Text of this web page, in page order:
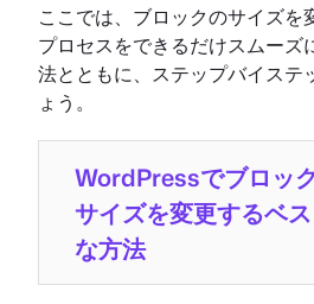
ここでは、ブロックのサイズを
プロセスをできるだけスムーズ
法とともに、ステップバイステ
ょう。
WordPressでブロッ
サイズを変更するベス
な方法